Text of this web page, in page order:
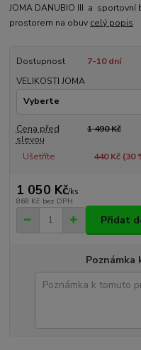
JOMA DANUBIO III a sportovní
prostorem na obuv celý popis
Dostupnost
7-10 dní
VELIKOSTI JOMA
Cena před
slevou
1 490 Kč
Ušetříte 440 Kč (30
1 050 Kč/ks
868 Kč bez DPH
Přidat